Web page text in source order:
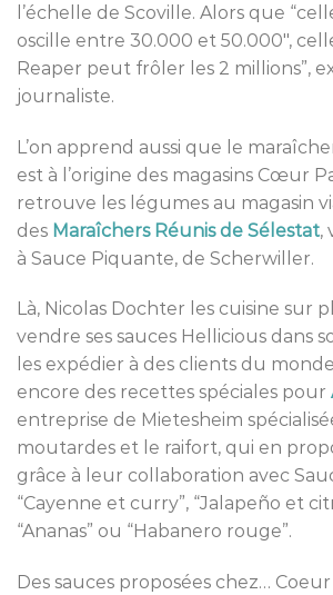
l’échelle de Scoville. Alors que
oscille entre 30.000 et 50.000″,
Reaper peut frôler les 2 millions”,
journaliste.
L’on apprend aussi que le
est à l’origine des magasins Cœur
retrouve les légumes au magasin
des Maraîchers Réunis de Sélestat,
à Sauce Piquante, de Scherwiller.
Là, Nicolas Dochter les cuisine sur
vendre ses sauces Hellicious dans
les expédier à des clients du
encore des recettes spéciales pour
entreprise de Mietesheim
moutardes et le raifort, qui en
grâce à leur collaboration avec
“Cayenne et curry”, “Jalapeño et
“Ananas” ou “Habanero rouge”.
Des sauces proposées chez… Coeur